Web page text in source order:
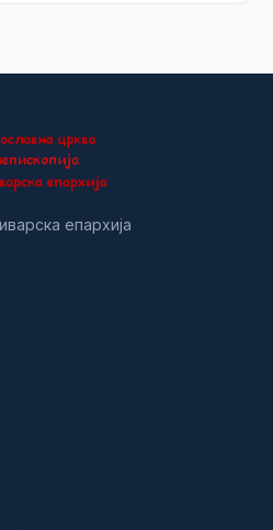
епархија